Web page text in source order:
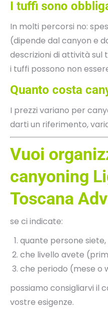
I tuffi sono
In molti percorsi no:
(dipende dal canyon e
descrizioni di attività
i tuffi possono non
Quanto costa
I prezzi variano per
darti un riferimento,
Vuoi
canyoning
Toscana
se ci indicate:
quante persone siete,
che livello avete
che periodo (mese o
possiamo consigliarvi il
vostre esigenze.